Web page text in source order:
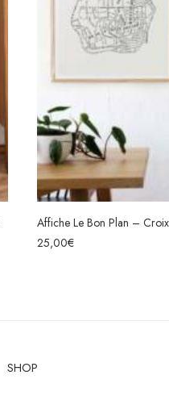
Affiche Le Bon Plan –
25,00€
SHOP